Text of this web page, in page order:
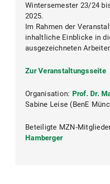
Wintersemester 23/24
2025.
Im Rahmen der
inhaltliche Einblicke in
ausgezeichneten
Zur Veranstaltungsseite
Organisation: Prof. Dr.
Sabine Leise (BenE
Beteiligte MZN-
Hamberger